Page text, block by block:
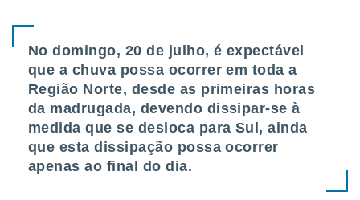
1199
No domingo, 20 de julho, é expectável
que a chuva possa ocorrer em toda a
Região Norte, desde as primeiras horas
da madrugada, devendo dissipar-se à
medida que se desloca para Sul, ainda
que esta dissipação possa ocorrer
apenas ao final do dia.